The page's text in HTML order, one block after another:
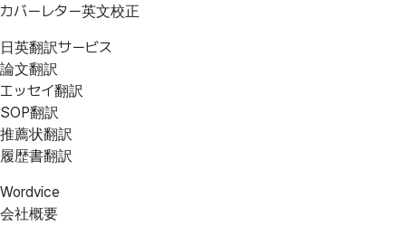
カバーレター英文校正
日英翻訳サービス
論文翻訳
エッセイ翻訳
SOP翻訳
推薦状翻訳
履歴書翻訳
Wordvice
会社概要